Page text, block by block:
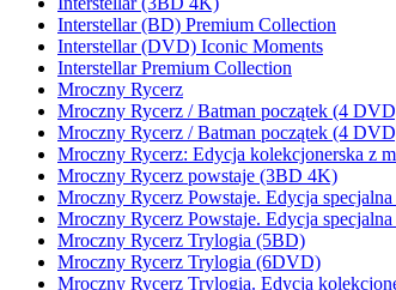
Interstellar (BD) Premium Collection
Interstellar (DVD) Iconic Moments
Interstellar Premium Collection
Mroczny Rycerz
Mroczny Rycerz / Batman początek (4
Mroczny Rycerz / Batman początek (4
Mroczny Rycerz: Edycja kolekcjonerska z
Mroczny Rycerz powstaje (3BD 4K)
Mroczny Rycerz Powstaje. Edycja
Mroczny Rycerz Powstaje. Edycja
Mroczny Rycerz Trylogia (5BD)
Mroczny Rycerz Trylogia (6DVD)
Mroczny Rycerz Trylogia. Edycja